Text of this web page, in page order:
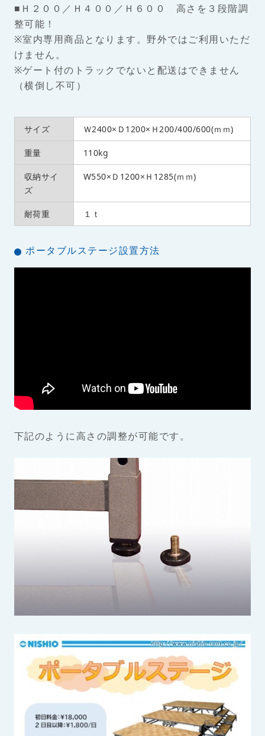
■Ｈ２００／Ｈ４００／Ｈ６００ 高さを３段階調
整可能！
※室内専用商品となります。野外ではご利用いただ
けません。
※ゲート付のトラックでないと配送はできません
（横倒し不可）
サイズ Ｗ2400×Ｄ1200×Ｈ200/400/600(ｍｍ)
重量 110kg
収納サイ
ズ
W550×Ｄ1200×Ｈ1285(ｍｍ)
耐荷重 １ｔ
ポータブルステージ設置方法
下記のように高さの調整が可能です。